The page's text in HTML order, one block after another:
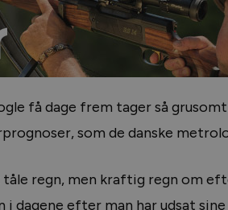
få dage frem tager så
som de danske
regn, men kraftig regn om
i dagene efter man har udsat